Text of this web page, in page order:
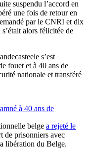
suspendu l’accord en
une fois de retour en
par le CNRI et dix
alors félicitée de
s’est
fouet et à 40 ans de
nationale et transféré
à 40 ans de
belge a rejeté le
de prisonniers avec
libération du Belge.